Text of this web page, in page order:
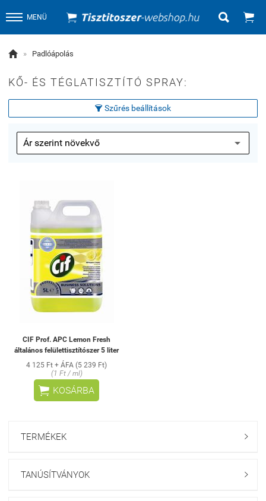
MENÜ  
 » Padlóápolás
KŐ- ÉS TÉGLATISZTÍTÓ SPRAY:
 Szűrés beállítások
CIF Prof. APC Lemon Fresh
általános felülettisztítószer 5 liter
4 125 Ft + ÁFA (5 239 Ft)
(1 Ft / ml)
 KOSÁRBA
TERMÉKEK 
TANÚSÍTVÁNYOK 